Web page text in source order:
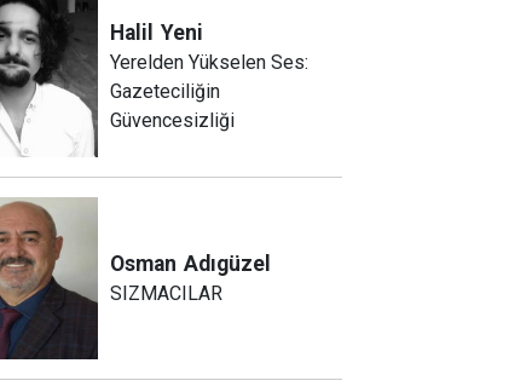
Halil Yeni
Yerelden Yükselen Ses:
Gazeteciliğin
Güvencesizliği
Osman Adıgüzel
SIZMACILAR